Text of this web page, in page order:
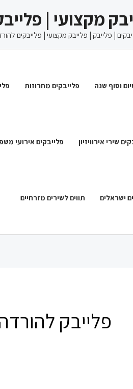
מקצועי |
| פלייבק | פלייבק מקצועי | פלייבקים
וסוף שנה פלייבקים מחרוזות
שירי אירוויזיון פלייבקים אירועי
ישראלים תווים לשירים מזרחיים
פלייבק